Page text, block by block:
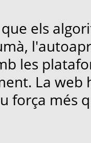
els
les
La web
força més